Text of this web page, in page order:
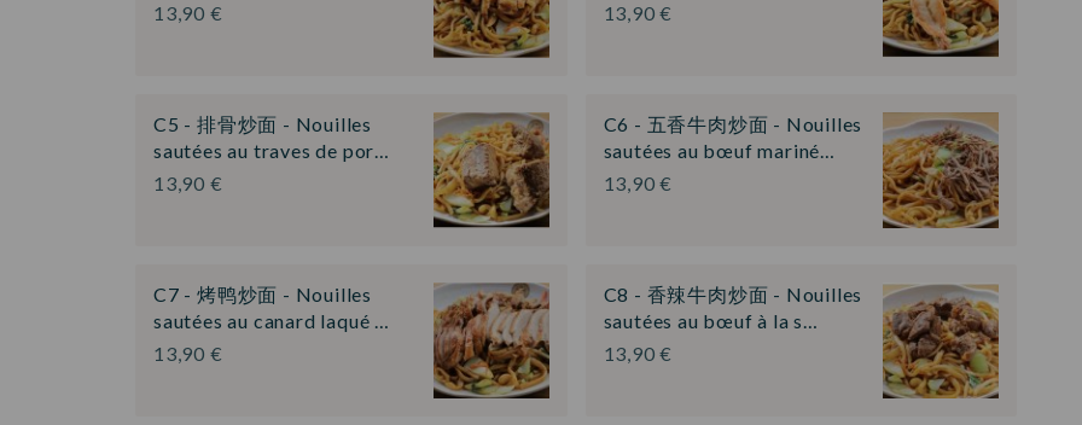
13,90 €
13,90 €
C5 - 排骨炒面 - Nouilles
sautées au traves de por…
13,90 €
C6 - 五香牛肉炒面 - Nouilles
sautées au bœuf mariné…
13,90 €
C7 - 烤鸭炒面 - Nouilles
sautées au canard laqué …
13,90 €
C8 - 香辣牛肉炒面 - Nouilles
sautées au bœuf à la s…
13,90 €